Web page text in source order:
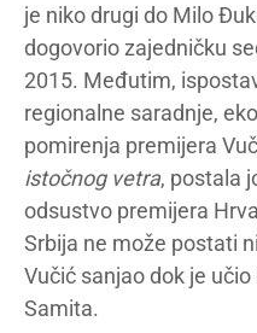
je niko drugi do Milo
dogovorio zajedničku
2015. Međutim,
regionalne saradnje,
pomirenja premijera
istočnog vetra, postala
odsustvo premijera
Srbija ne može postati
Vučić sanjao dok je
Samita.